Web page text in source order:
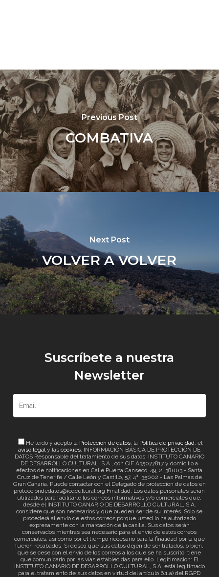
Previous Post
COMBATIVA
Next Post
VOLVER A VOLVER
Suscríbete a nuestra
Newsletter
He leído y acepto la Protección de datos, la Política de privacidad, el
aviso legaly lascookies. INFORMACIÓN BÁSICA DE PROTECCIÓN DE
DATOS Responsable del tratamiento de sus datos: INSTITUTO CANARIO
DE DESARROLLO CULTURAL, S.A., con CIF A35077817 y domicilio a
efectos de notificaciones en Calle Puerta Canseco, 49, 2, 38003 - Santa
Cruz de Tenerife / Calle León y Castillo, 57, 4ª. 35002 - Las Palmas de
Gran Canaria. Puede contactar con el Delegado de protección de datos en
protecciondedatos@icdcultural.org Finalidad: Los datos personales serán
utilizados para facilitarle los correos informativos y/o comerciales que,
desde el INSTITUTO CANARIO DE DESARROLLO CULTURAL, S.A.
considere que son necesarios y que pueden ser de su interés. Solo se
procederá al envío de estos correos porque usted lo ha autorizado
expresamente con la marcación de la casilla. Sus datos serán
conservados mientras sea necesario para el envío de estos correos
comerciales, así como por el tiempo necesario para la finalidad por la que
fueron recabados. Si desea que sus datos dejen de ser tratados, o bien,
que se cese con el envío de los correos a los que se ha suscrito, tiene
que comunicarlo por las vías establecidas para ello. Legitimación: El
INSTITUTO CANARIO DE DESARROLLO CULTURAL, S.A. está legitimado
para el tratamiento de sus datos en virtud del artículo 6.1.a) del RGPD